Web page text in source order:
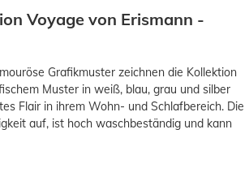
Voyage von Erismann -
Grafikmuster zeichnen die Kollektion
Muster in weiß, blau, grau und silber
Flair in ihrem Wohn- und Schlafbereich. Die
auf, ist hoch waschbeständig und kann